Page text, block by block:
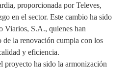
proporcionada por Televes,
en el sector. Este cambio ha sido
Viarios, S.A., quienes han
de la renovación cumpla con los
y eficiencia.
proyecto ha sido la armonización